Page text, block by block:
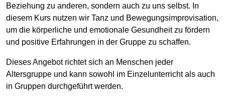
Beziehung zu anderen, sondern auch zu uns selbst. In
diesem Kurs nutzen wir Tanz und Bewegungsimprovisation,
um die körperliche und emotionale Gesundheit zu fördern
und positive Erfahrungen in der Gruppe zu schaffen.
Dieses Angebot richtet sich an Menschen jeder
Altersgruppe und kann sowohl im Einzelunterricht als auch
in Gruppen durchgeführt werden.